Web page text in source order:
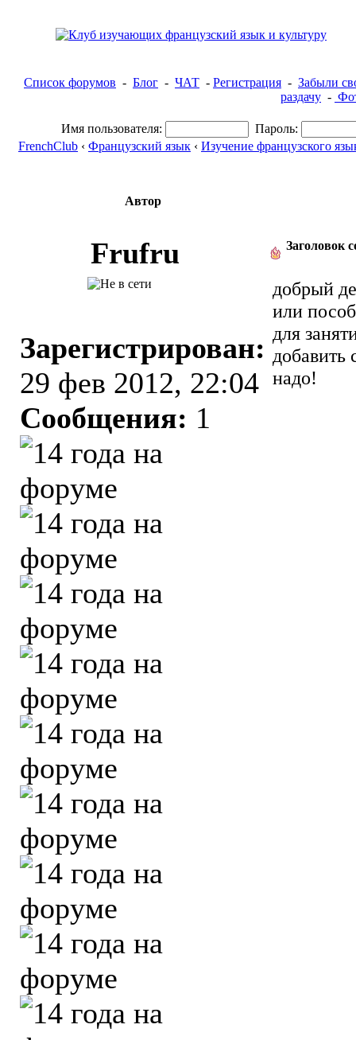
Список форумов - Блог - ЧАТ - Регистрация - Забыли
раздачу -
Имя пользователя:
Пароль:
FrenchClub ‹ Французский язык ‹ Изучение французского
Автор
Frufru Заголовок
Зарегистрирован:
29 фев 2012, 22:04
Сообщения: 1
добрый
или
для
добавить
надо!